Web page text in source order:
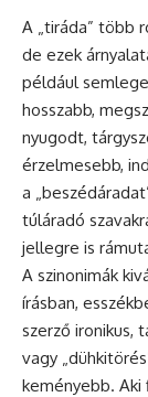
A „tiráda” több
de ezek
például
hosszabb,
nyugodt,
érzelmesebb,
a
túláradó
jellegre is
A szinonimák
írásban,
szerző ironikus,
vagy
keményebb. Aki